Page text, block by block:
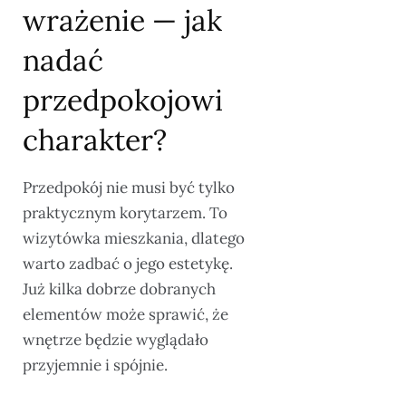
wrażenie — jak
nadać
przedpokojowi
charakter?
Przedpokój nie musi być tylko
praktycznym korytarzem. To
wizytówka mieszkania, dlatego
warto zadbać o jego estetykę.
Już kilka dobrze dobranych
elementów może sprawić, że
wnętrze będzie wyglądało
przyjemnie i spójnie.